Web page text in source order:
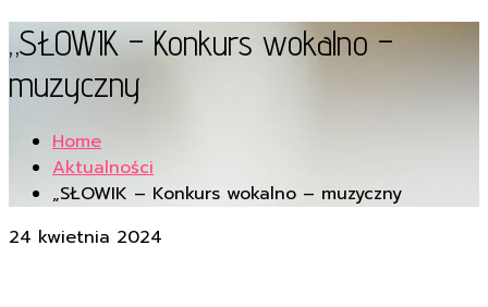
„SŁOWIK – Konkurs wokalno –
muzyczny
Home
Aktualności
„SŁOWIK – Konkurs wokalno – muzyczny
24 kwietnia 2024